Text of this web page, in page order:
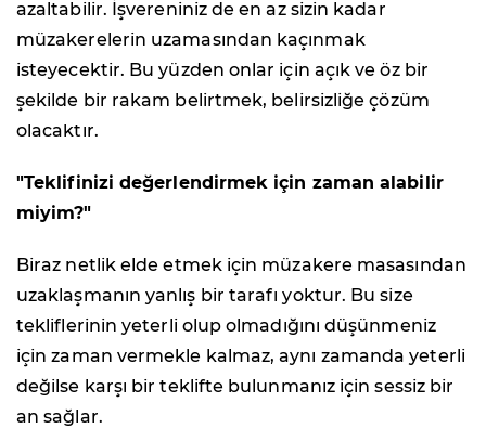
azaltabilir. İşvereniniz de en az sizin kadar
müzakerelerin uzamasından kaçınmak
isteyecektir. Bu yüzden onlar için açık ve öz bir
şekilde bir rakam belirtmek, belirsizliğe çözüm
olacaktır.
"Teklifinizi değerlendirmek için zaman alabilir
miyim?"
Biraz netlik elde etmek için müzakere masasından
uzaklaşmanın yanlış bir tarafı yoktur. Bu size
tekliflerinin yeterli olup olmadığını düşünmeniz
için zaman vermekle kalmaz, aynı zamanda yeterli
değilse karşı bir teklifte bulunmanız için sessiz bir
an sağlar.